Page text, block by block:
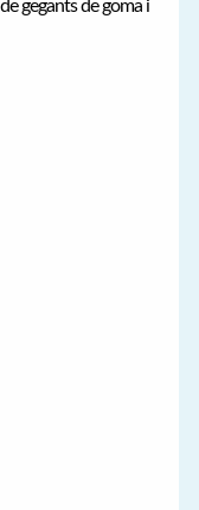
gegants de goma i